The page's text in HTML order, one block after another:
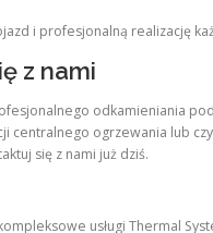
i profesjonalną realizację
z nami
odkamieniania
centralnego ogrzewania lub
się z nami już dziś.
usługi Thermal